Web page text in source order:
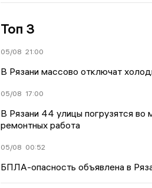
Топ 3
05/08 21:00
В Рязани массово отключат
05/08 17:00
В Рязани 44 улицы погрузятся во
ремонтных работа
05/08 00:52
БПЛА-опасность объявлена в